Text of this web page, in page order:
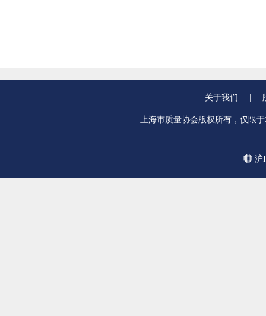
关于我们
上海市质量协会版权所有，仅限
沪